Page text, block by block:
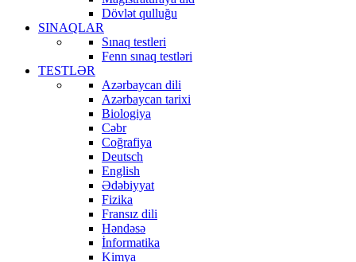
Dövlət qulluğu
SINAQLAR
Sınaq testleri
Fenn sınaq testləri
TESTLƏR
Azərbaycan dili
Azərbaycan tarixi
Biologiya
Cəbr
Coğrafiya
Deutsch
English
Ədəbiyyat
Fizika
Fransız dili
Həndəsə
İnformatika
Kimya